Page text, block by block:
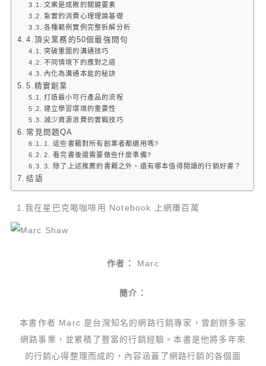
文案是成敗的關鍵要素
紮實的消費心理理論基礎
各種範例實例完整拆解分析
4.頂尖業務的50個最強問句
突破重圍的溝通技巧
不同情境下的應對之道
內化為溝通本能的秘訣
5.精實創業
打造最小可行產品的流程
建立學習環境的重要性
減少資源浪費的實戰技巧
常見問題QA
1. 這些書籍對所有創業者都適用嗎?
2. 看完書後還需要做些什麼準備?
3. 除了上述推薦的書籍之外，還有哪本值得閱讀的行銷好書？
結語
1.我在星巴克喝咖啡用 Notebook 上網賺百萬
作者： Marc
簡介：
本書作者 Marc 是台灣知名的網路行銷專家，曾創辦多家
網路事業，並累積了豐富的行銷經驗。本書是他將多年來
的行銷心得整理而成的，內容涵蓋了網路行銷的各個面